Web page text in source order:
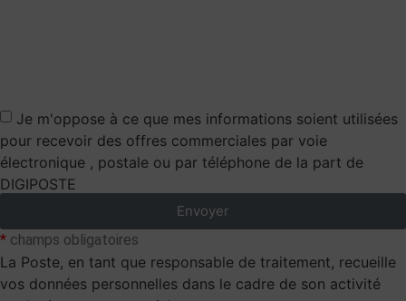
Je m'oppose à ce que mes informations soient utilisées
pour recevoir des offres commerciales par voie
électronique , postale ou par téléphone de la part de
DIGIPOSTE
Envoyer
* champs obligatoires
La Poste, en tant que responsable de traitement, recueille
vos données personnelles dans le cadre de son activité